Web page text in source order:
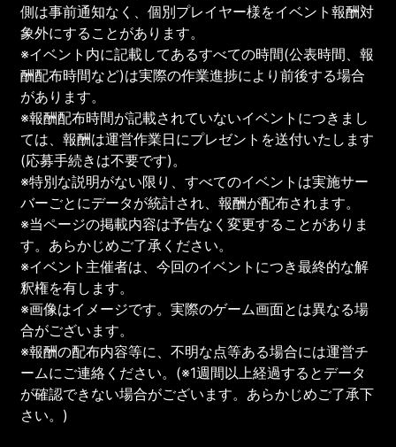
側は事前通知なく、個別プレイヤー様をイベント報酬対
象外にすることがあります。
※イベント内に記載してあるすべての時間(公表時間、報
酬配布時間など)は実際の作業進捗により前後する場合
があります。
※報酬配布時間が記載されていないイベントにつきまし
ては、報酬は運営作業日にプレゼントを送付いたします
(応募手続きは不要です)。
※特別な説明がない限り、すべてのイベントは実施サー
バーごとにデータが統計され、報酬が配布されます。
※当ページの掲載内容は予告なく変更することがありま
す。あらかじめご了承ください。
※イベント主催者は、今回のイベントにつき最終的な解
釈権を有します。
※画像はイメージです。実際のゲーム画面とは異なる場
合がございます。
※報酬の配布内容等に、不明な点等ある場合には運営チ
ームにご連絡ください。(※1週間以上経過するとデータ
が確認できない場合がございます。あらかじめご了承下
さい。)